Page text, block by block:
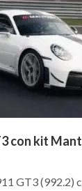
con kit
GT3 (992.2)